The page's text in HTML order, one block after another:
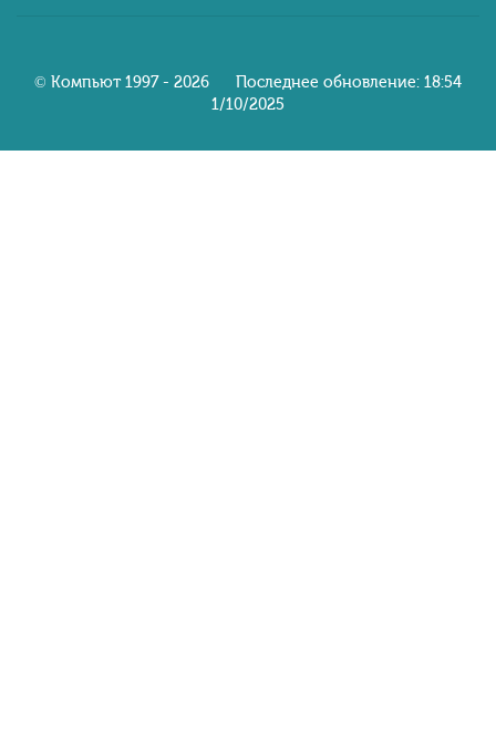
© Компьют 1997 - 2026 Последнее обновление: 18:54
1/10/2025